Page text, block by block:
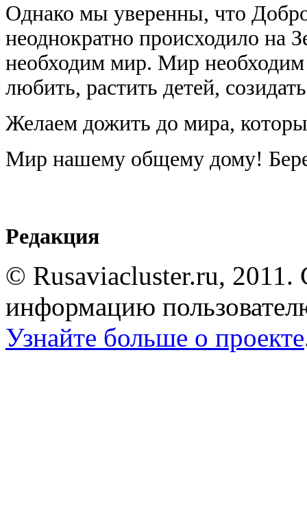
Однако мы уверенны, что
неоднократно происходило на
необходим мир. Мир
любить, растить детей,
Желаем дожить до мира,
Мир нашему общему дому!
Редакция
© Rusaviacluster.ru, 2011.
информацию
Узнайте больше о проекте